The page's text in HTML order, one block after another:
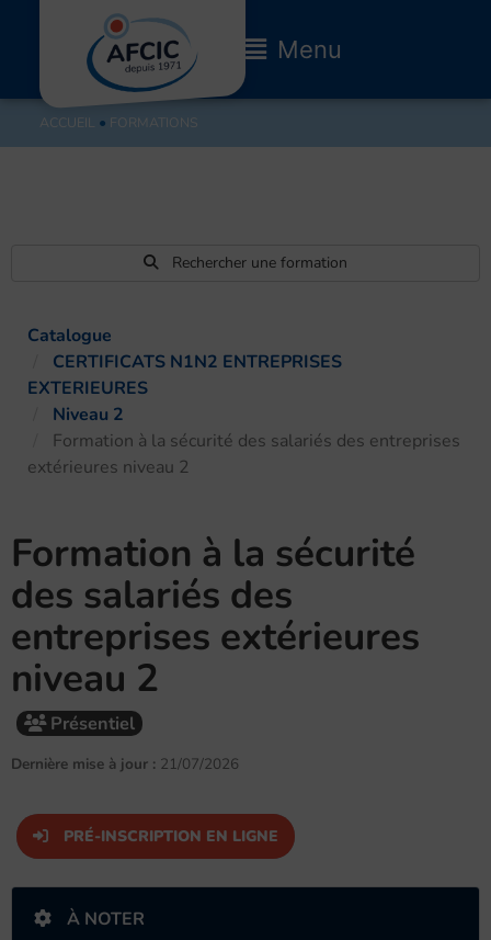
Main
Menu
Menu
ACCUEIL ● FORMATIONS
Rechercher une formation
Catalogue
CERTIFICATS N1N2 ENTREPRISES
EXTERIEURES
Niveau 2
Formation à la sécurité des salariés des entreprises
extérieures niveau 2
Formation à la sécurité
des salariés des
entreprises extérieures
niveau 2
Présentiel
Dernière mise à jour : 21/07/2026
PRÉ-INSCRIPTION EN LIGNE
À NOTER